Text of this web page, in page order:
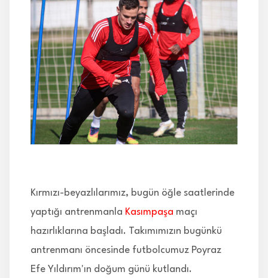
BRANŞLAR
HABERLER
İLETİŞİM
Kırmızı-beyazlılarımız, bugün öğle saatlerinde
yaptığı antrenmanla Kasımpaşa maçı
hazırlıklarına başladı. Takımımızın bugünkü
antrenmanı öncesinde futbolcumuz Poyraz
Efe Yıldırım'ın doğum günü kutlandı.